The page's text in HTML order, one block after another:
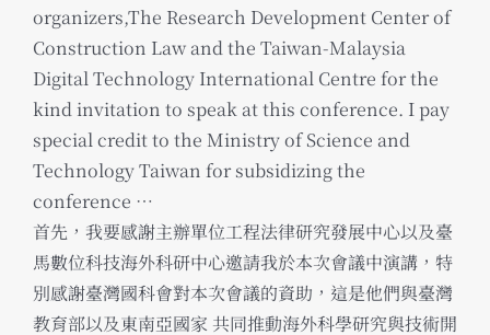
organizers,The Research Development Center of
Construction Law and the Taiwan-Malaysia
Digital Technology International Centre for the
kind invitation to speak at this conference. I pay
special credit to the Ministry of Science and
Technology Taiwan for subsidizing the
conference …
首先，我要感謝主辦單位工程法律研究發展中心以及臺
馬數位科技海外科研中心邀請我於本次會議中演講，特
別感謝臺灣國科會對本次會議的資助，這是他們與臺灣
教育部以及東南亞國家 共同推動海外科學研究與技術開